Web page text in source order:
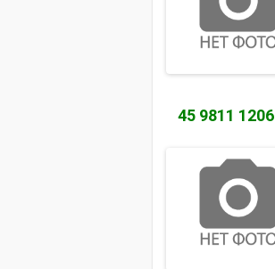
45 9811 1206